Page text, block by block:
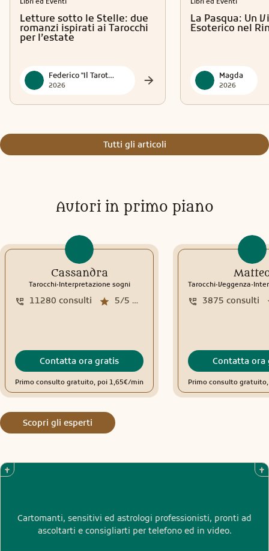
Letture sotto le Stelle: due
romanzi ispirati ai Tarocchi
per l’estate
Federico "Il Tarotmante"
2026
La Pasqua: Un
Esoterico nel
Magda
2026
Tutti gli articoli
Autori in primo piano
Cassandra
Tarocchi.Interpretazione sogni
5/5 media recensioni
11280 consulti
Contatta ora gratis
Primo consulto gratuito, poi 1,65€/min
Tarocchi.Veggenza.
3875 consulti
Contatta ora
Primo consulto
Scopri gli esperti
Cartomanti, sensitivi ed astrologi professionisti, pronti ad
ascoltarti e consigliarti per telefono ed in video.